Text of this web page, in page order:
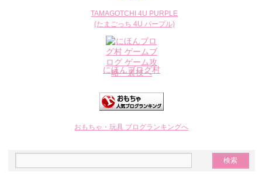
TAMAGOTCHI 4U PURPLE
(たまごっち 4U パープル)
にほんブログ村
おもちゃ・玩具 ブログランキングへ